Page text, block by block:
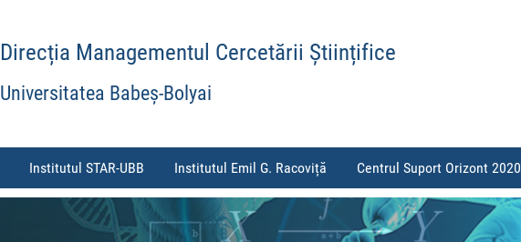
Direcția Managementul Cercetării Științifice
Universitatea Babeș-Bolyai
Institutul STAR-UBB Institutul Emil G. Racoviță Centrul Suport Orizont 2020